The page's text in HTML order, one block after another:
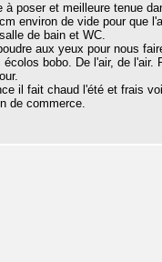
poser et meilleure tenue
environ de vide pour que
de bain et WC.
aux yeux pour nous
bobo. De l'air, de l'air.
il fait chaud l'été et frais
de commerce.